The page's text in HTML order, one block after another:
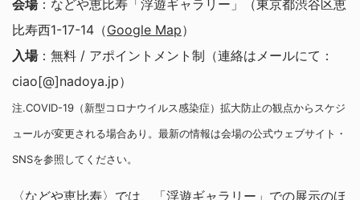
会場：などや恵比寿「浮遊ギャラリー」（東京都渋谷区恵
比寿西1-17-14（Google Map）
入場：無料 / アポイントメント制（連絡はメールにて：
ciao[@]nadoya.jp）
注.COVID-19（新型コロナウイルス感染症）拡大防止の観点からスケジ
ュールが変更される場合あり。最新の情報は会場の公式ウェブサイト・
SNSを参照してください。
〈などや恵比寿〉では、「浮遊ギャラリー」での展示のほ